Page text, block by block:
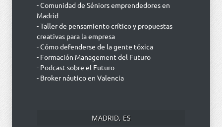
- Comunidad de Séniors emprendedores en
Madrid
- Taller de pensamiento crítico y propuestas
creativas para la empresa
- Cómo defenderse de la gente tóxica
- Formación Management del Futuro
- Podcast sobre el Futuro
- Broker náutico en Valencia
MADRID, ES